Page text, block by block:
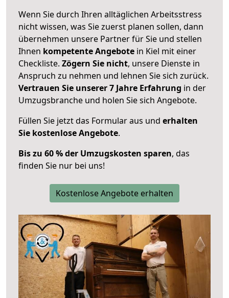
Wenn Sie durch Ihren alltäglichen Arbeitsstress
nicht wissen, was Sie zuerst planen sollen, dann
übernehmen unsere Partner für Sie und stellen
Ihnen kompetente Angebote in Kiel mit einer
Checkliste. Zögern Sie nicht, unsere Dienste in
Anspruch zu nehmen und lehnen Sie sich zurück.
Vertrauen Sie unserer 7 Jahre Erfahrung in der
Umzugsbranche und holen Sie sich Angebote.
Füllen Sie jetzt das Formular aus und erhalten
Sie kostenlose Angebote.
Bis zu 60 % der Umzugskosten sparen, das
finden Sie nur bei uns!
Kostenlose Angebote erhalten